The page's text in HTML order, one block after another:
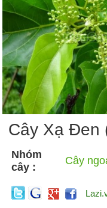
Cây Xạ Đen
Nhóm
cây :
Cây